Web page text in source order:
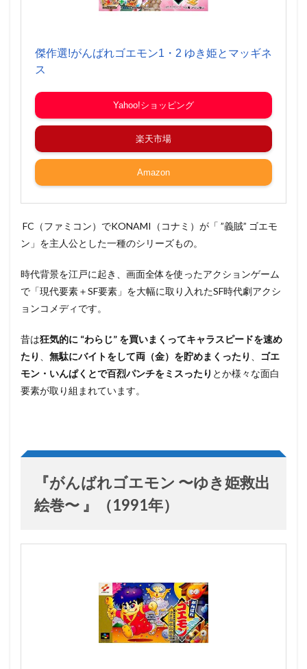
傑作選!がんばれゴエモン1・2 ゆき姫とマッギネ
ス
Yahoo!ショッピング
楽天市場
Amazon
FC（ファミコン）でKONAMI（コナミ）が「 ”義賊” ゴエモ
ン」を主人公とした一種のシリーズもの。
時代背景を江戸に起き、画面全体を使ったアクションゲーム
で「現代要素＋SF要素」を大幅に取り入れたSF時代劇アクシ
ョンコメディです。
昔は狂気的に “わらじ” を買いまくってキャラスピードを速め
たり
無駄にバイトをして両（金）を貯めまくったり
ゴエ
モン・いんぱくとで百烈パンチをミスったり とか様々な面白
要素が取り組まれています。
『がんばれゴエモン 〜ゆき姫救出
絵巻〜 』（1991年）